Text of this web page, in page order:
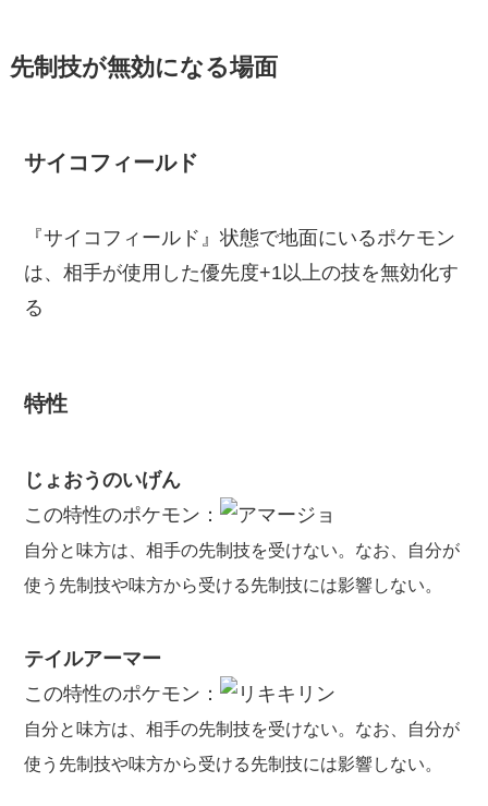
先制技が無効になる場面
サイコフィールド
『サイコフィールド』状態で地面にいるポケモン
は、相手が使用した優先度+1以上の技を無効化す
る
特性
じょおうのいげん
この特性のポケモン：
自分と味方は、相手の先制技を受けない。なお、自分が
使う先制技や味方から受ける先制技には影響しない。
テイルアーマー
この特性のポケモン：
自分と味方は、相手の先制技を受けない。なお、自分が
使う先制技や味方から受ける先制技には影響しない。